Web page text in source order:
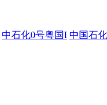
中石化0号粤国I 中国石